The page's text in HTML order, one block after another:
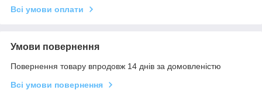
Всі умови оплати
Умови повернення
Повернення товару впродовж 14 днів за домовленістю
Всі умови повернення